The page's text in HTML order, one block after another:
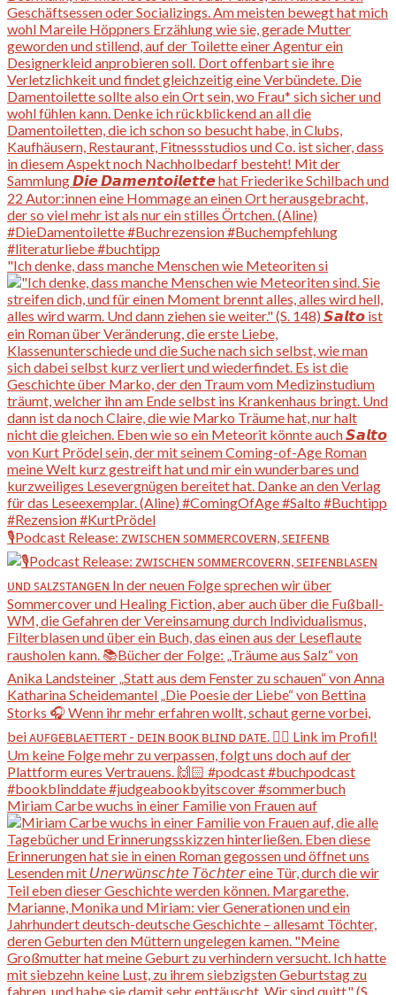
"Ich denke, dass manche Menschen wie Meteoriten si
🎙️Podcast Release: ᴢᴡɪꜱᴄʜᴇɴ ꜱᴏᴍᴍᴇʀᴄᴏᴠᴇʀɴ, ꜱᴇɪꜰᴇɴʙ
Miriam Carbe wuchs in einer Familie von Frauen auf